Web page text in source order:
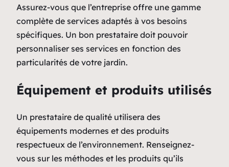
Assurez-vous que l’entreprise offre une gamme
complète de services adaptés à vos besoins
spécifiques. Un bon prestataire doit pouvoir
personnaliser ses services en fonction des
particularités de votre jardin.
Équipement et produits utilisés
Un prestataire de qualité utilisera des
équipements modernes et des produits
respectueux de l’environnement. Renseignez-
vous sur les méthodes et les produits qu’ils